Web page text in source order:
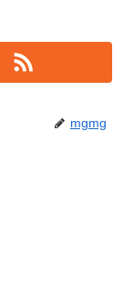
mgmg